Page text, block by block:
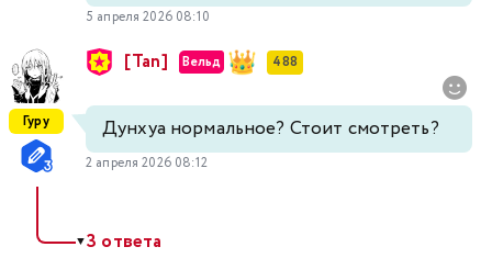
5 апреля 2026 08:10
Гуру
[Tan] Вельд 488
Дунхуа нормальное? Стоит смотреть?
2 апреля 2026 08:12
▼3 ответа